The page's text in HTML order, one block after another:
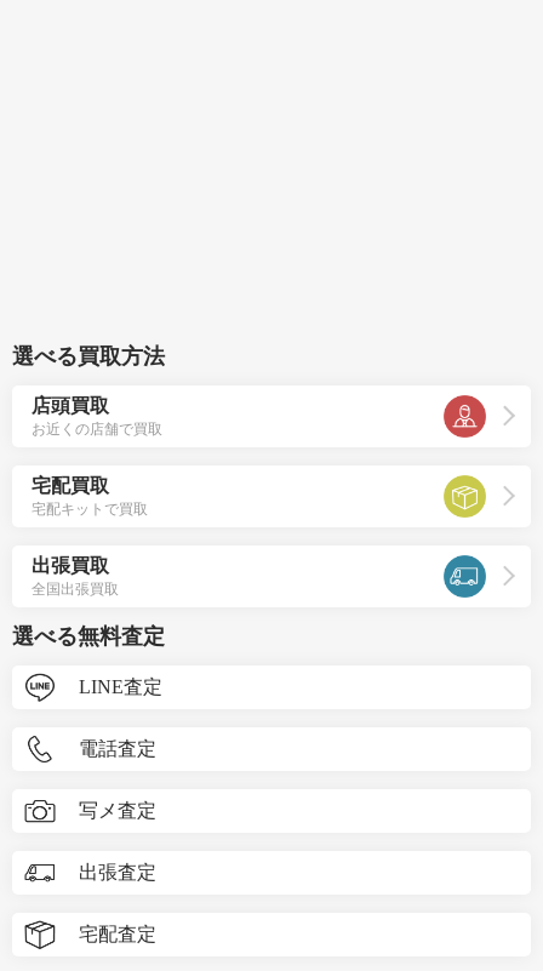
選べる買取方法
店頭買取
お近くの店舗で買取
宅配買取
宅配キットで買取
出張買取
全国出張買取
選べる無料査定
LINE査定
電話査定
写メ査定
出張査定
宅配査定